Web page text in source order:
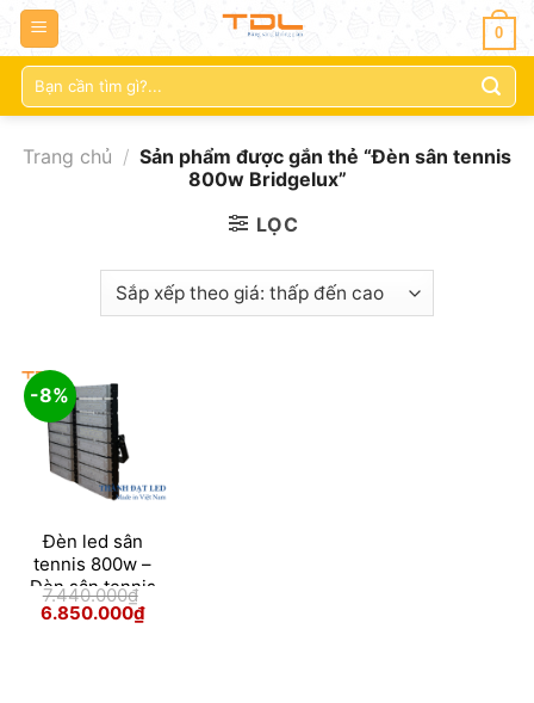
0
Tìm
kiếm:
Trang chủ / Sản phẩm được gắn thẻ “Đèn sân tennis
800w Bridgelux”
LỌC
-8%
Đèn led sân
tennis 800w –
Đèn sân tennis
800w module
7.440.000₫
Giá
gốc
6.850.000₫Giá
hiện